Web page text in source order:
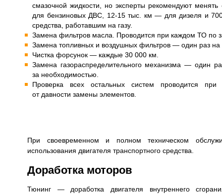
смазочной жидкости, но эксперты рекомендуют
для бензиновых ДВС, 12-15 тыс. км — для дизеля и
средства, работавшим на газу.
Замена фильтров масла. Проводится при каждом ТО по
Замена топливных и воздушных фильтров — один раз на
Чистка форсунок — каждые 30 000 км.
Замена газораспределительного механизма — один
за необходимостью.
Проверка всех остальных систем проводится
от давности замены элементов.
При своевременном и полном техническом
использования двигателя транспортного средства.
Доработка моторов
Тюнинг — доработка двигателя внутреннего